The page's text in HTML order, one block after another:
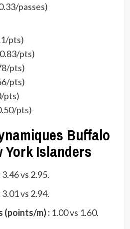
passes)
pts)
pts)
pts)
pts)
pts)
pts)
Buffalo
York Islanders
3.46 vs 2.95.
3.01 vs 2.94.
(points/m) :1.00 vs 1.60.